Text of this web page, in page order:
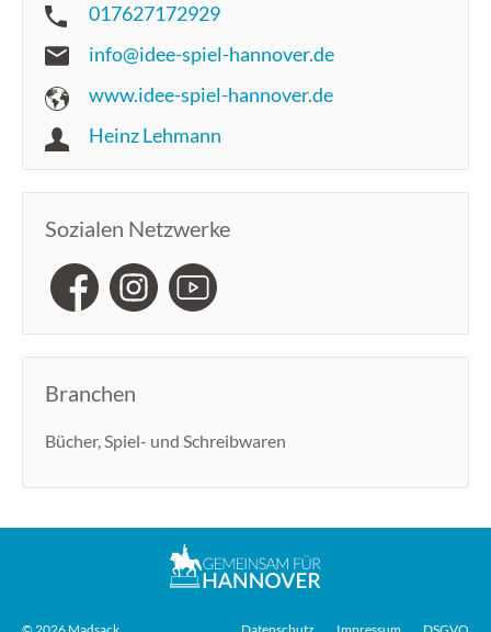
017627172929
info@idee-spiel-hannover.de
www.idee-spiel-hannover.de
Heinz Lehmann
Sozialen Netzwerke
Branchen
Bücher, Spiel- und Schreibwaren